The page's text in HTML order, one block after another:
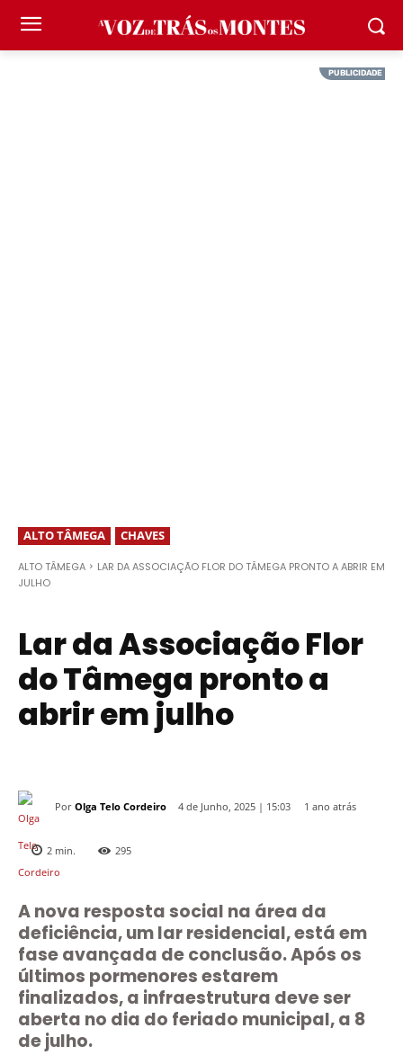
ALTO TÂMEGA CHAVES
ALTO TÂMEGA
LAR DA ASSOCIAÇÃO FLOR DO TÂMEGA PRONTO A ABRIR EM
JULHO
Lar da Associação Flor
do Tâmega pronto a
abrir em julho
Por Olga Telo Cordeiro 4 de Junho, 2025 | 15:03 1 ano atrás
2 min. 295
A nova resposta social na área da
deficiência, um lar residencial, está em
fase avançada de conclusão. Após os
últimos pormenores estarem
finalizados, a infraestrutura deve ser
aberta no dia do feriado municipal, a 8
de julho.